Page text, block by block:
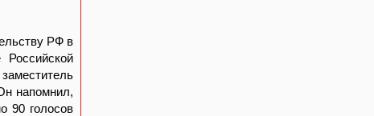
РФ в
напомнил,
90 голосов